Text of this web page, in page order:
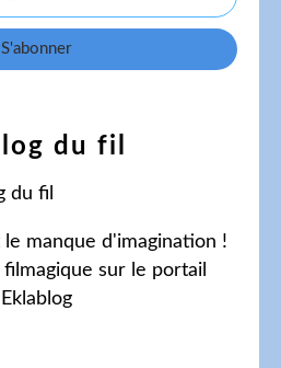
du fil
le manque d'imagination !
filmagique sur le portail
Eklablog